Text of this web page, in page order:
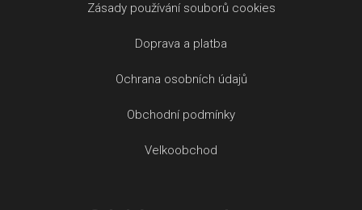
Zásady používání souborů cookies
Doprava a platba
Ochrana osobních údajů
Obchodní podmínky
Velkoobchod